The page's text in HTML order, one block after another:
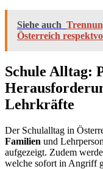
Siehe auch
Österreich
Schule Alltag:
Lehrkräfte
Der Schulalltag in
Familien und
aufgezeigt. Zudem
welche sofort in Angriff